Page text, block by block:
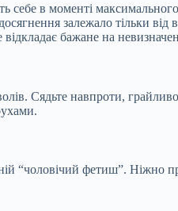
себе в моменті
залежало тільки від
бажане на
Сядьте навпроти,
“чоловічий фетиш”. Ніжно